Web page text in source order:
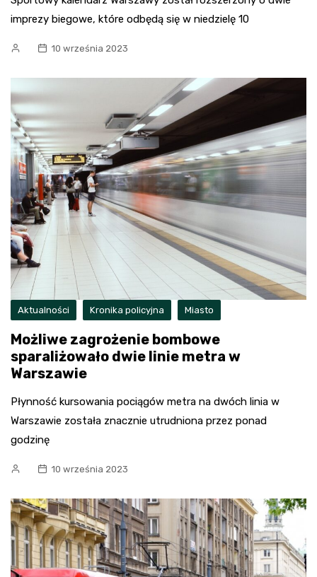
imprezy biegowe, które odbędą się w niedzielę 10
10 września 2023
Aktualności Kronika policyjna Miasto
Możliwe zagrożenie bombowe
sparaliżowało dwie linie metra w
Warszawie
Płynność kursowania pociągów metra na dwóch linia w
Warszawie została znacznie utrudniona przez ponad
godzinę
10 września 2023